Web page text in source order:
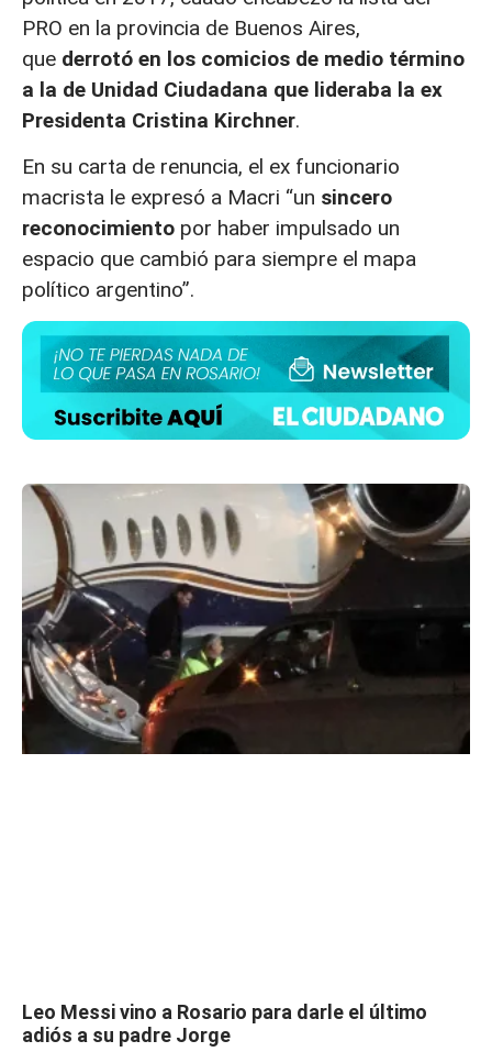
PRO en la provincia de Buenos Aires,
que derrotó en los comicios de medio término
a la de Unidad Ciudadana que lideraba la ex
Presidenta Cristina Kirchner.
En su carta de renuncia, el ex funcionario
macrista le expresó a Macri “un sincero
reconocimiento por haber impulsado un
espacio que cambió para siempre el mapa
político argentino”.
Leo Messi vino a Rosario para darle el último
adiós a su padre Jorge